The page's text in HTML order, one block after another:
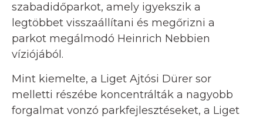
szabadidőparkot, amely igyekszik a
legtöbbet visszaállítani és megőrizni a
parkot megálmodó Heinrich Nebbien
víziójából.
Mint kiemelte, a Liget Ajtósi Dürer sor
melletti részébe koncentrálták a nagyobb
forgalmat vonzó parkfejlesztéseket, a Liget